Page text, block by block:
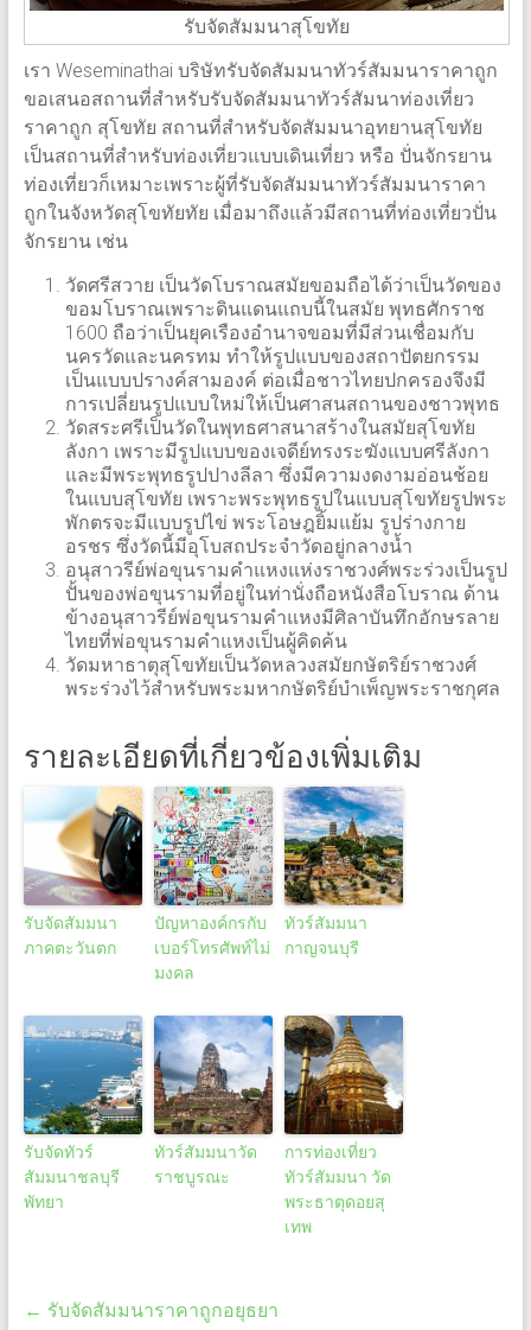
รับจัดสัมมนาสุโขทัย
เรา Weseminathai บริษัทรับจัดสัมมนาทัวร์สัมมนาราคาถูก
ขอเสนอสถานที่สำหรับรับจัดสัมมนาทัวร์สัมนาท่องเที่ยว
ราคาถูก สุโขทัย สถานที่สำหรับจัดสัมมนาอุทยานสุโขทัย
เป็นสถานที่สำหรับท่องเที่ยวแบบเดินเที่ยว หรือ ปั่นจักรยาน
ท่องเที่ยวก็เหมาะเพราะผู้ที่รับจัดสัมมนาทัวร์สัมมนาราคา
ถูกในจังหวัดสุโขทัยทัย เมื่อมาถึงแล้วมีสถานที่ท่องเที่ยวปั่น
จักรยาน เช่น
วัดศรีสวาย เป็นวัดโบราณสมัยขอมถือได้ว่าเป็นวัดของ
ขอมโบราณเพราะดินแดนแถบนี้ในสมัย พุทธศักราช
1600 ถือว่าเป็นยุคเรืองอำนาจขอมที่มีส่วนเชื่อมกับ
นครวัดและนครทม ทำให้รูปแบบของสถาปัตยกรรม
เป็นแบบปรางค์สามองค์ ต่อเมื่อชาวไทยปกครองจึงมี
การเปลี่ยนรูปแบบใหม่ให้เป็นศาสนสถานของชาวพุทธ
วัดสระศรีเป็นวัดในพุทธศาสนาสร้างในสมัยสุโขทัย
ลังกา เพราะมีรูปแบบของเจดีย์ทรงระฆังแบบศรีลังกา
และมีพระพุทธรูปปางลีลา ซึ่งมีความงดงามอ่อนช้อย
ในแบบสุโขทัย เพราะพระพุทธรูปในแบบสุโขทัยรูปพระ
พักตรจะมีแบบรูปไข่ พระโอษฎยิ้มแย้ม รูปร่างกาย
อรชร ซึ่งวัดนี้มีอุโบสถประจำวัดอยู่กลางน้ำ
อนุสาวรีย์พ่อขุนรามคำแหงแห่งราชวงศ์พระร่วงเป็นรูป
ปั้นของพ่อขุนรามที่อยู่ในท่านั่งถือหนังสือโบราณ ด้าน
ข้างอนุสาวรีย์พ่อขุนรามคำแหงมีศิลาบันทึกอักษรลาย
ไทยที่พ่อขุนรามคำแหงเป็นผู้คิดค้น
วัดมหาธาตุสุโขทัยเป็นวัดหลวงสมัยกษัตริย์ราชวงศ์
พระร่วงไว้สำหรับพระมหากษัตริย์บำเพ็ญพระราชกุศล
รายละเอียดที่เกี่ยวข้องเพิ่มเติม
รับจัดสัมมนา
ภาคตะวันตก
ปัญหาองค์กรกับ
เบอร์โทรศัพท์ไม่
มงคล
ทัวร์สัมมนา
กาญจนบุรี
รับจัดทัวร์
สัมมนาชลบุรี
พัทยา
ทัวร์สัมมนาวัด
ราชบูรณะ
การท่องเที่ยว
ทัวร์สัมมนา วัด
พระธาตุดอยสุ
เทพ
← รับจัดสัมมนาราคาถูกอยุธยา